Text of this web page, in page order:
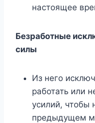
настоящее
Безработные
силы
Из него
работать или
усилий, чтобы
предыдущем